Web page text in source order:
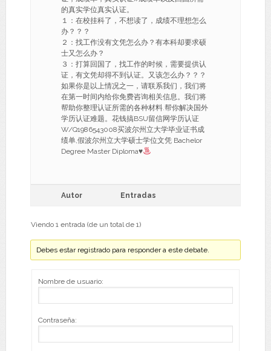
的真实学位真实认证。
１：在校挂科了，不想读了，成绩不理想怎么
办？？？
２：找工作没有文凭怎么办？有本科却要求硕
士又怎么办？
３：打算回国了，找工作的时候，需要提供认
证，有文凭却得不到认证。又该怎么办？？？
如果你是以上情况之一，请联系我们，我们将
在第一时间内给你免费咨询相关信息。我们将
帮助你整理认证所需的各种材料.帮你解决国外
学历认证难题。花钱搞BSU留信网学历认证
W/Q1986543008买波尔州立大学毕业证书成
绩单,假波尔州立大学硕士学位文凭 Bachelor
Degree Master Diploma♥
Autor Entradas
Viendo 1 entrada (de un total de 1)
Debes estar registrado para responder a este debate.
Nombre de usuario:
Contraseña: